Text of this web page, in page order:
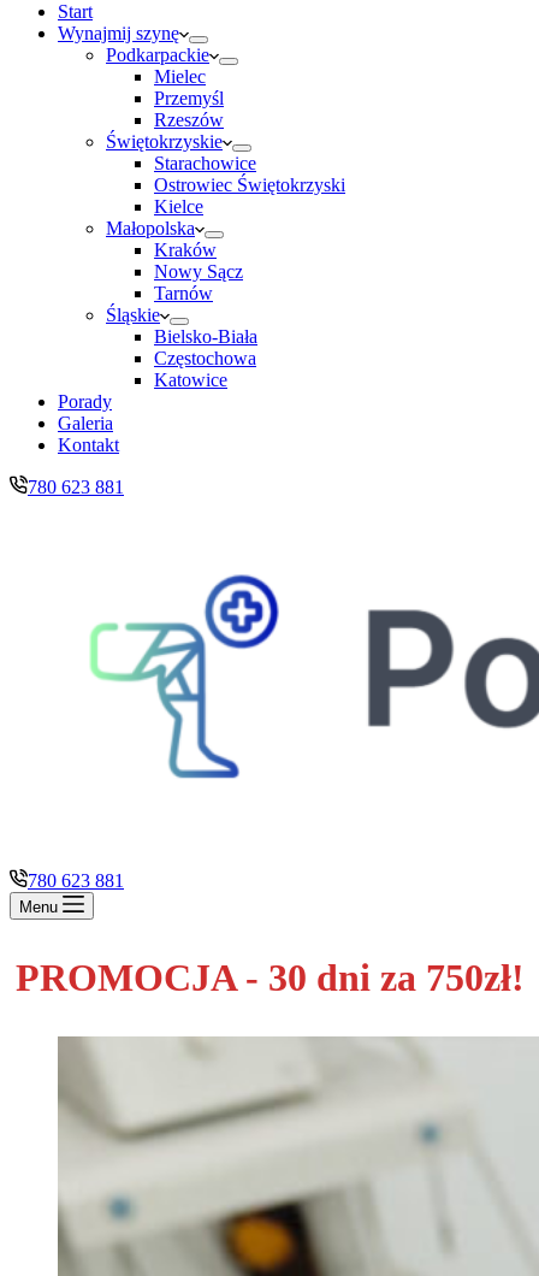
Start
Wynajmij szynę
Podkarpackie
Mielec
Przemyśl
Rzeszów
Świętokrzyskie
Starachowice
Ostrowiec Świętokrzyski
Kielce
Małopolska
Kraków
Nowy Sącz
Tarnów
Śląskie
Bielsko-Biała
Częstochowa
Katowice
Porady
Galeria
Kontakt
780 623 881
780 623 881
Menu
PROMOCJA - 30 dni za 750zł!